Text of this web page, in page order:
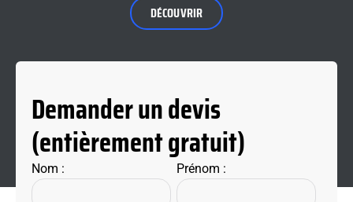
DÉCOUVRIR
Demander un devis
(entièrement gratuit)
Nom : Prénom :